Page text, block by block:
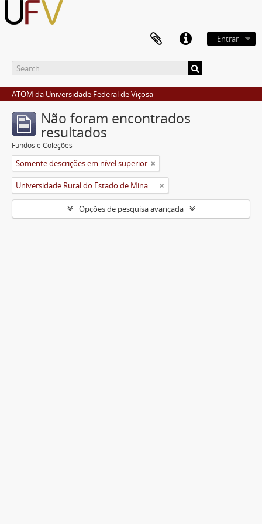
Entrar
ATOM da Universidade Federal de Viçosa
Não foram encontrados
resultados
Fundos e Coleções
Somente descrições em nível superior
Universidade Rural do Estado de Minas Gerais (Uremg)
Opções de pesquisa avançada